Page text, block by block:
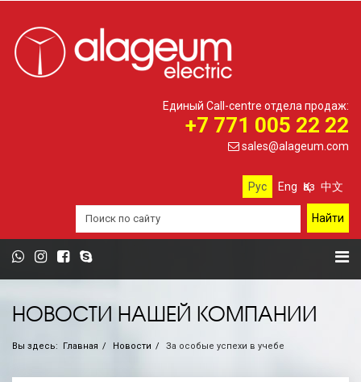
Единый Call-centre отдела продаж:
+7 771 005 22 22
sales@alageum.com
Рус Eng Қаз 中文
НОВОСТИ НАШЕЙ КОМПАНИИ
Вы здесь: Главная Новости За особые успехи в учебе